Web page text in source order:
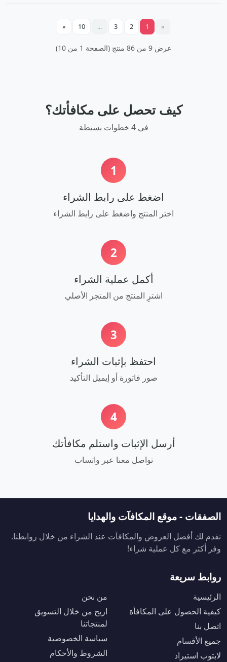
»
1
2
3
...
10
«
عرض 9 من 86 منتج (الصفحة 1 من 10)
كيف تحصل على مكافأتك؟
في 4 خطوات بسيطة
1
اضغط على رابط الشراء
اختر المنتج واضغط على رابط الشراء
2
أكمل عملية الشراء
اشترِ المنتج من المتجر الأصلي
3
احتفظ بإثبات الشراء
صور فاتورة أو إيميل التأكيد
4
أرسل الإثبات واستلم مكافأتك
تواصل معنا عبر واتساب
الصفقات - موقع المكافآت والهدايا
نقدم لك أفضل العروض والمكافآت عند الشراء من خلال روابطنا.
وفر أكثر مع كل عملية شراء!
روابط سريعة
الرئيسية
كيفية الحصول على المكافأة
اتصل بنا
جميع الأقسام
لابتوب استيراد
من نحن
اربح من خلال التسويق
لمنتجاتنا
سياسة الخصوصية
الشروط والأحكام